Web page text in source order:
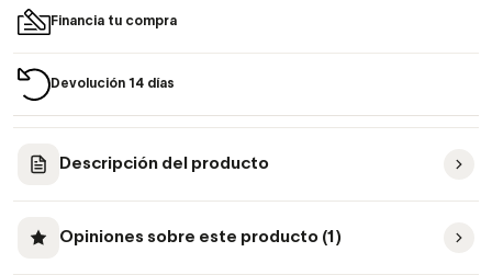
Financia tu compra
Devolución 14 días
Descripción del producto
Opiniones sobre este producto (1)